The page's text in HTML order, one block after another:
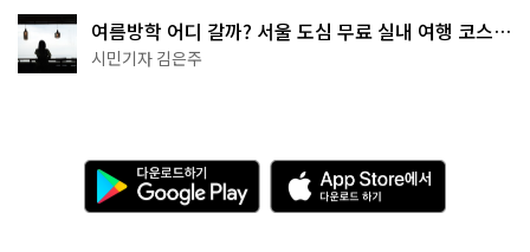
여름방학 어디 갈까? 서울 도심 무료 실내 여행 코스
추천
시민기자 김은주
다
운
로
A
p
p